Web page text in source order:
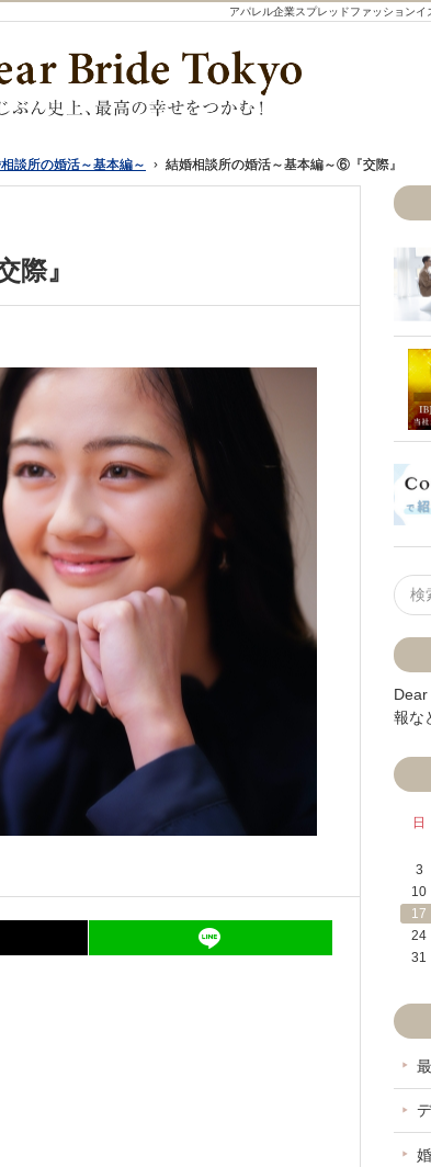
談所の婚活～基本編～ 結婚相談所の婚活～基本編～⑥『交際』
際』
アパレル企業スプレッドファッション
LINEで送
報な
日
3
10
17
24
31
談所の婚活～基本編～ 結婚相談所の婚活～基本編～⑥『交際』